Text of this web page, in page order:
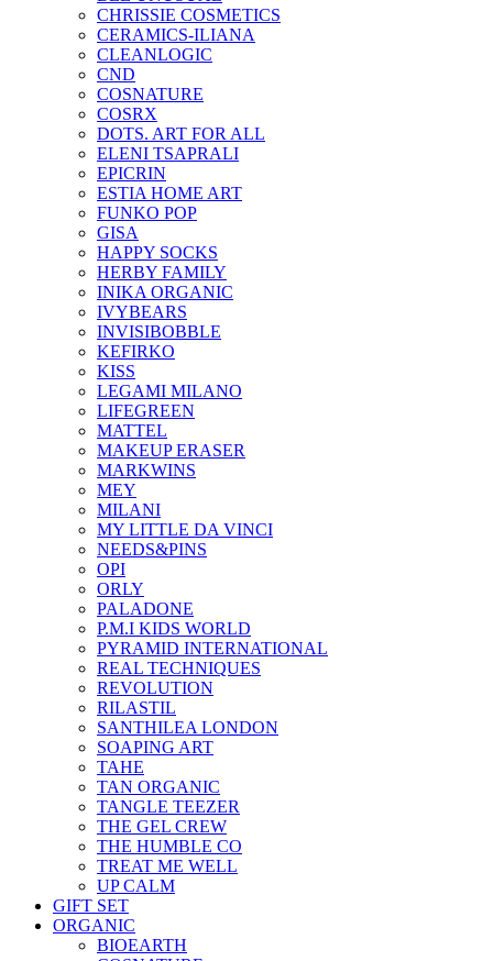
CHRISSIE COSMETICS
CERAMICS-ILIANA
CLEANLOGIC
CND
COSNATURE
COSRX
DOTS. ART FOR ALL
ELENI TSAPRALI
EPICRIN
ESTIA HOME ART
FUNKO POP
GISA
HAPPY SOCKS
HERBY FAMILY
INIKA ORGANIC
IVYBEARS
INVISIBOBBLE
KEFIRKO
KISS
LEGAMI MILANO
LIFEGREEN
MATTEL
MAKEUP ERASER
MARKWINS
MEY
MILANI
MY LITTLE DA VINCI
NEEDS&PINS
OPI
ORLY
PALADONE
P.M.I KIDS WORLD
PYRAMID INTERNATIONAL
REAL TECHNIQUES
REVOLUTION
RILASTIL
SANTHILEA LONDON
SOAPING ART
TAHE
TAN ORGANIC
TANGLE TEEZER
THE GEL CREW
THE HUMBLE CO
TREAT ME WELL
UP CALM
GIFT SET
ORGANIC
BIOEARTH